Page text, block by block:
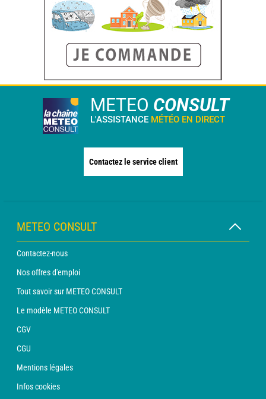
METEO CONSULT
L'ASSISTANCE MÉTÉO EN DIRECT
Contactez le service client
METEO CONSULT
Contactez-nous
Nos offres d'emploi
Tout savoir sur METEO CONSULT
Le modèle METEO CONSULT
CGV
CGU
Mentions légales
Infos cookies